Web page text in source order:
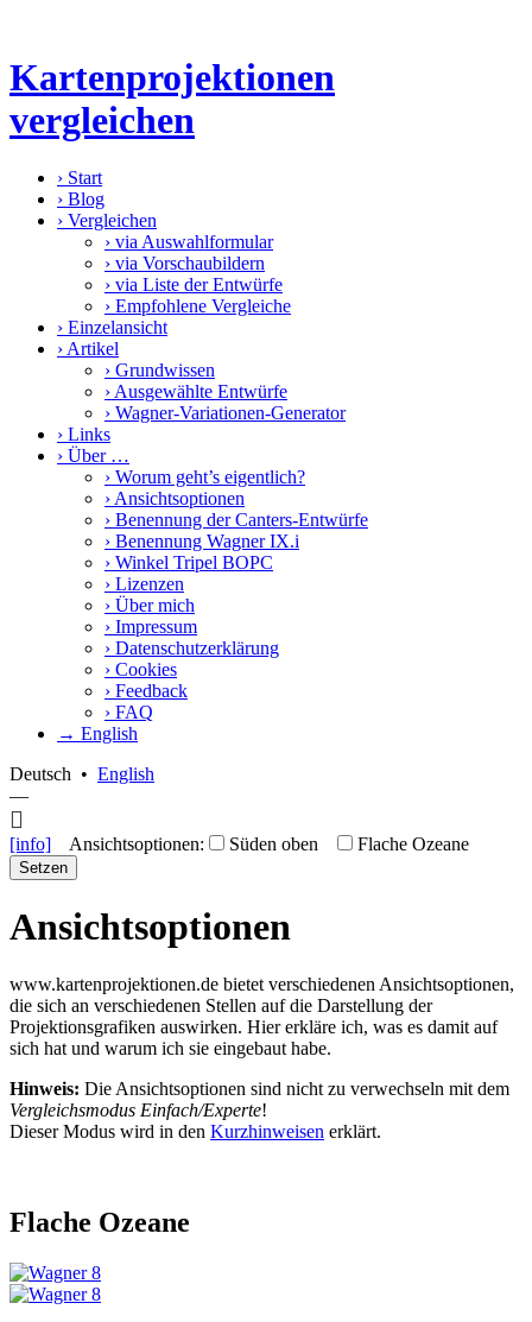
Kartenprojektionen
vergleichen
› Start
› Blog
› Vergleichen
› via Auswahlformular
› via Vorschaubildern
› via Liste der Entwürfe
› Empfohlene Vergleiche
› Einzelansicht
› Artikel
› Grundwissen
› Ausgewählte Entwürfe
› Wagner-Variationen-Generator
› Links
› Über …
› Worum geht’s eigentlich?
› Ansichtsoptionen
› Benennung der Canters-Entwürfe
› Benennung Wagner IX.i
› Winkel Tripel BOPC
› Lizenzen
› Über mich
› Impressum
› Datenschutzerklärung
› Cookies
› Feedback
› FAQ
→ English
Deutsch • English
—
[info] Ansichtsoptionen: Süden oben Flache Ozeane
Setzen
Ansichtsoptionen
www.kartenprojektionen.de bietet verschiedenen Ansichtsoptionen,
die sich an verschiedenen Stellen auf die Darstellung der
Projektionsgrafiken auswirken. Hier erkläre ich, was es damit auf
sich hat und warum ich sie eingebaut habe.
Hinweis: Die Ansichtsoptionen sind nicht zu verwechseln mit dem
Vergleichsmodus Einfach/Experte!
Dieser Modus wird in den Kurzhinweisen erklärt.
Flache Ozeane